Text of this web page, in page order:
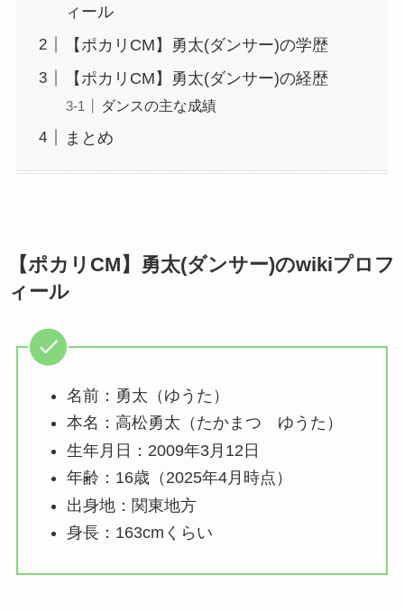
ィール
【ポカリCM】勇太(ダンサー)の学歴
【ポカリCM】勇太(ダンサー)の経歴
ダンスの主な成績
まとめ
【ポカリCM】勇太(ダンサー)のwikiプロフ
ィール
名前：勇太（ゆうた）
本名：高松勇太（たかまつ ゆうた）
生年月日：2009年3月12日
年齢：16歳（2025年4月時点）
出身地：関東地方
身長：163cmくらい